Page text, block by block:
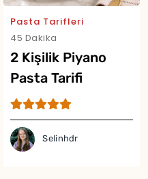
Pasta Tarifleri
45 Dakika
2 Kişilik Piyano
Pasta Tarifi
Selinhdr